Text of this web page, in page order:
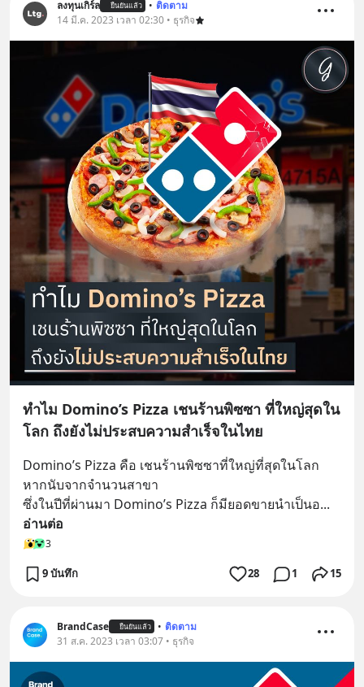
ลงทุนเกิร์ล ยืนยันแล้ว • ติดตาม
14 มี.ค. 2023 เวลา 02:30 • ธุรกิจ
ทำไม Domino’s Pizza เชนร้านพิซซา ที่ใหญ่สุดใน
โลก ถึงยังไม่ประสบความสำเร็จในไทย
Domino’s Pizza คือ เชนร้านพิซซาที่ใหญ่ที่สุดในโลก
หากนับจากจำนวนสาขา
ซึ่งในปีที่ผ่านมา Domino’s Pizza ก็มียอดขายนำเป็นอ
อ่านต่อ
3
9 บันทึก 28 1 15
BrandCase ยืนยันแล้ว • ติดตาม
31 ส.ค. 2023 เวลา 03:07 • ธุรกิจ